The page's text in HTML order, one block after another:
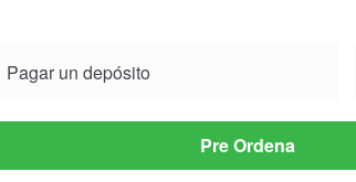
Pagar un depósito
Pre Ordena